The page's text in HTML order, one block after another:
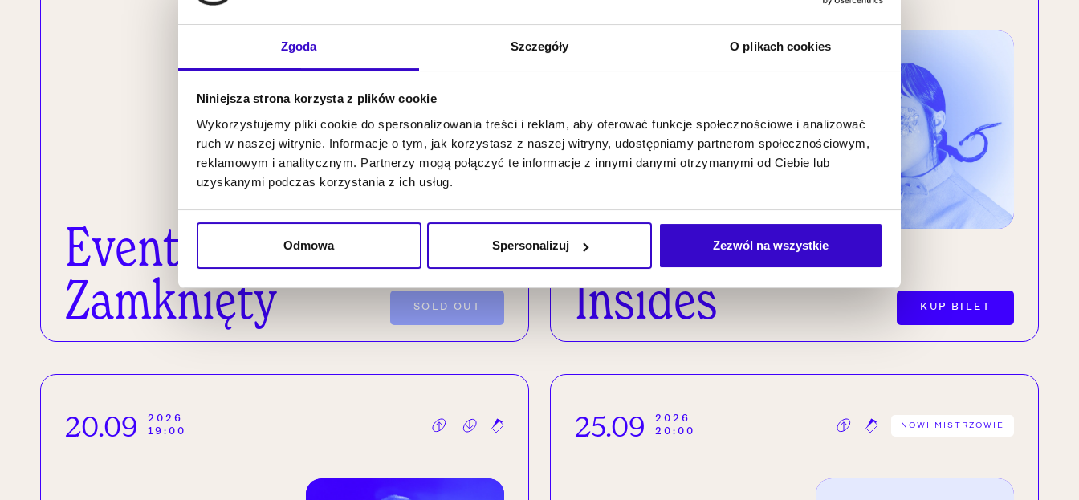
Zgoda Szczegóły O plikach cookies
Niniejsza strona korzysta z plików cookie
Wykorzystujemy pliki cookie do spersonalizowania treści i reklam, aby oferować funkcje społecznościowe i analizować
ruch w naszej witrynie. Informacje o tym, jak korzystasz z naszej witryny, udostępniamy partnerom społecznościowym,
reklamowym i analitycznym. Partnerzy mogą połączyć te informacje z innymi danymi otrzymanymi od Ciebie lub
uzyskanymi podczas korzystania z ich usług.
Odmowa Spersonalizuj Zezwól na wszystkie
Event
Zamknięty
SOLD OUT
Paulina
Przybysz |
Insides
KUP BILET
20.09
2026
19:00
25.09
2026
20:00
NOWI MISTRZOWIE